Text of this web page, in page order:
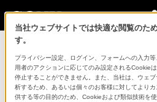
ICレコーダー／集音器
ポータブルラジオレコーダー
ICZ-R260TV
DISCONTINUED 生産完了
当社ウェブサイトでは快適な閲覧のた
す。
プライバシー設定、ログイン、フォームへの入力
用者のアクションに応じてのみ設定されるCookie
停止することができません。また、当社は、ウェ
析するため、あるいは個々のお客様に対してより
供する等の目的のため、Cookieおよび類似技術を